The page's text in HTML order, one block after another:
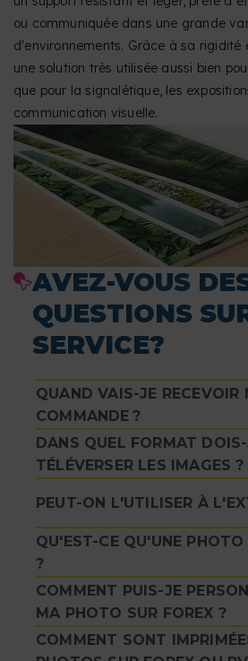
ou communiquée dans une grande
d'environnements. Grâce à sa rigidité
une solution très utilisée aussi bien
que pour la signalétique, les
communication visuelle.
AVEZ-VOUS
QUESTIONS
SERVICE?
QUAND VAIS-JE RECEVOIR
COMMANDE ?
DANS QUEL FORMAT
TÉLÉVERSER LES IMAGES ?
PEUT-ON L'UTILISER À
QU'EST-CE QU'UNE PHOTO
?
COMMENT PUIS-JE
MA PHOTO SUR FOREX ?
COMMENT SONT